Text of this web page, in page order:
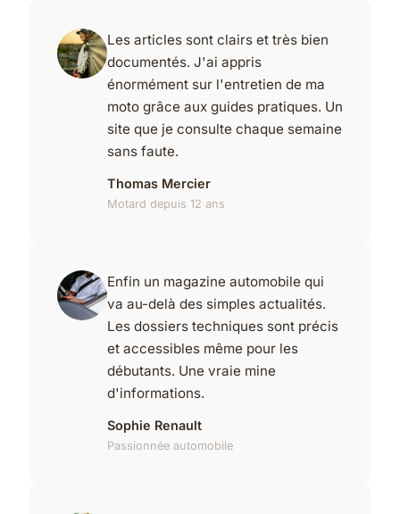
Les articles sont clairs et très bien
documentés. J'ai appris
énormément sur l'entretien de ma
moto grâce aux guides pratiques. Un
site que je consulte chaque semaine
sans faute.
Thomas Mercier
Motard depuis 12 ans
Enfin un magazine automobile qui
va au-delà des simples actualités.
Les dossiers techniques sont précis
et accessibles même pour les
débutants. Une vraie mine
d'informations.
Sophie Renault
Passionnée automobile